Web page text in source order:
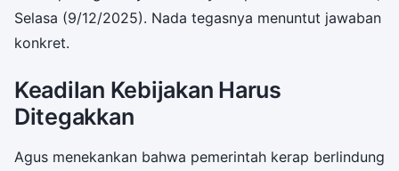
Selasa (9/12/2025). Nada tegasnya menuntut jawaban
konkret.
Keadilan Kebijakan Harus
Ditegakkan
Agus menekankan bahwa pemerintah kerap berlindung